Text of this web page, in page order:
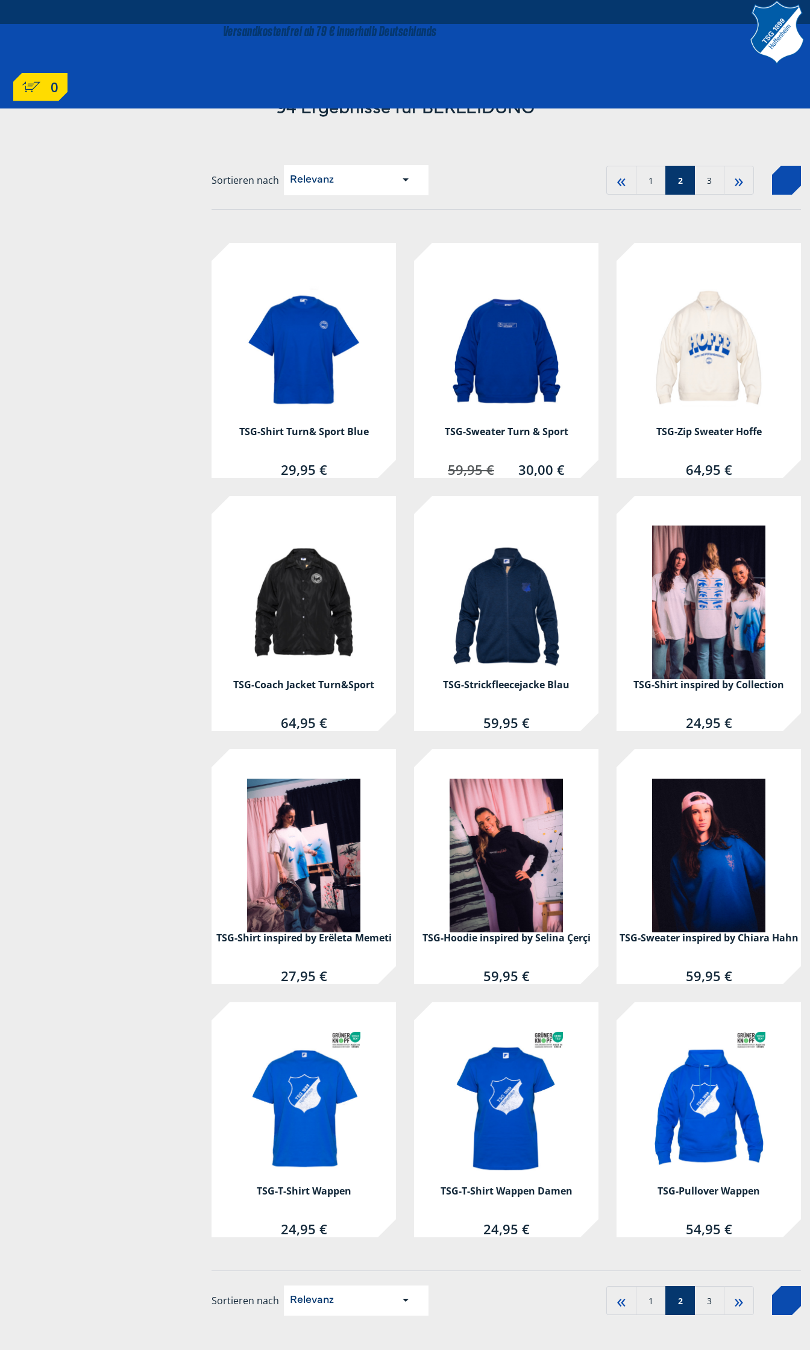
Versandkostenfrei ab 79 € innerhalb Deutschlands
0
94 Ergebnisse für BEKLEIDUNG
Sortieren nach Relevanz « 1 2 3 »
TSG-Shirt Turn& Sport Blue
29,95 €
TSG-Sweater Turn & Sport
59,95 € 30,00 €
TSG-Zip Sweater Hoffe
64,95 €
TSG-Coach Jacket Turn&Sport
64,95 €
TSG-Strickfleecejacke Blau
59,95 €
TSG-Shirt inspired by Collection
24,95 €
TSG-Shirt inspired by Erëleta Memeti
27,95 €
TSG-Hoodie inspired by Selina Çerçi
59,95 €
TSG-Sweater inspired by Chiara Hahn
59,95 €
TSG-T-Shirt Wappen
24,95 €
TSG-T-Shirt Wappen Damen
24,95 €
TSG-Pullover Wappen
54,95 €
Sortieren nach Relevanz « 1 2 3 »